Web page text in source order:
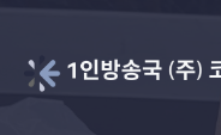
content